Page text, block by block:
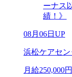
ーナス
績！》
08月06日UP
浜松ケアセン
月給250,000